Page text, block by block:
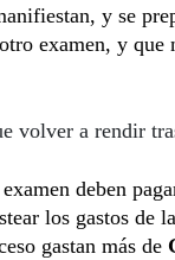
y se
examen, y que
volver a rendir
deben
los gastos de
gastan más de